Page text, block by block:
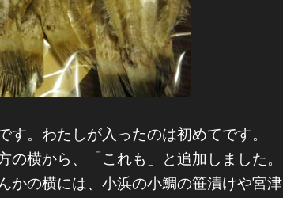
。わたしが入ったのは初めてです。
横から、「これも」と追加しました。
かの横には、小浜の小鯛の笹漬けや宮津